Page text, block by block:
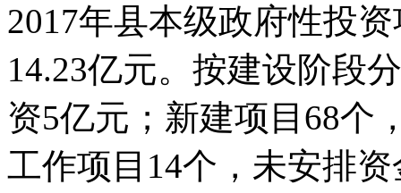
2017年县本级政府性投
14.23亿元。按建设阶段
资5亿元；新建项目68个
工作项目14个，未安排